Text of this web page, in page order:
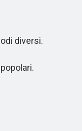
diversi.